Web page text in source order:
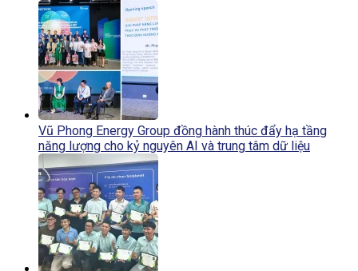
Vũ Phong Energy Group đồng hành thúc đẩy hạ tầng
năng lượng cho kỷ nguyên AI và trung tâm dữ liệu